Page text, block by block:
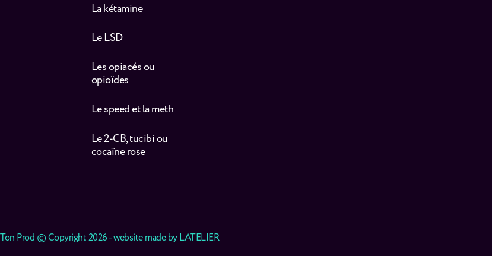
La kétamine
Le LSD
Les opiacés ou
opioïdes
Le speed et la meth
Le 2-CB, tucibi ou
cocaïne rose
Prod © Copyright 2026 - website made byLATELIER